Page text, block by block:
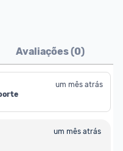
Avaliações (0)
um mês atrás
um mês atrás